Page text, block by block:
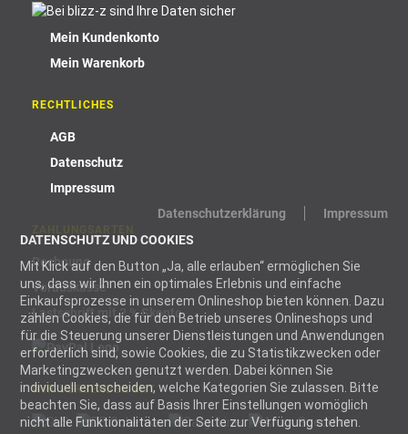
Datenschutzerklärung
Impressum
DATENSCHUTZ UND COOKIES
Mit Klick auf den Button „Ja, alle erlauben“ ermöglichen Sie
uns, dass wir Ihnen ein optimales Erlebnis und einfache
Einkaufsprozesse in unserem Onlineshop bieten können. Dazu
zählen Cookies, die für den Betrieb unseres Onlineshops und
für die Steuerung unserer Dienstleistungen und Anwendungen
erforderlich sind, sowie Cookies, die zu Statistikzwecken oder
Marketingzwecken genutzt werden. Dabei können Sie
individuell entscheiden, welche Kategorien Sie zulassen. Bitte
beachten Sie, dass auf Basis Ihrer Einstellungen womöglich
nicht alle Funktionalitäten der Seite zur Verfügung stehen.
Mein Kundenkonto
Mein Warenkorb
RECHTLICHES
AGB
Datenschutz
Impressum
Rechnung
Vorauskasse
Lastschrift mit 2 % Skonto
WIR VERSENDEN MIT